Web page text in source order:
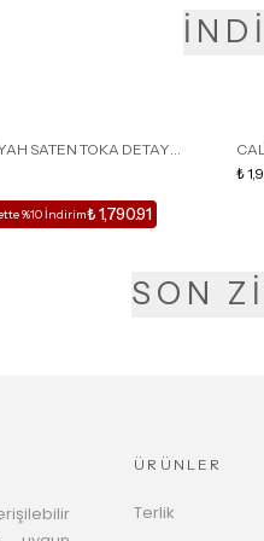
SATEN TOKA DETAY
KADIN TOPUKLU TERLİK
%10 İndirim₺ 1,790.91
₺
SON
ÜRÜNLER
Terlik